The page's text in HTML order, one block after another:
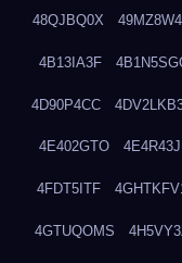
48QJBQ0X
4B13IA3F
4D90P4CC
4E402GTO
4FDT5ITF
4GTUQOMS